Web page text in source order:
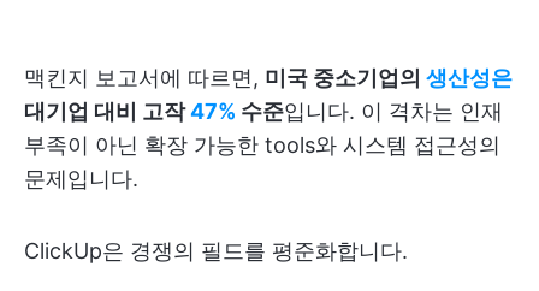
맥킨지 보고서에 따르면, 미국 중소기업의 생산성은
대기업 대비 고작47% 수준입니다. 이 격차는 인재
부족이 아닌 확장 가능한 tools와 시스템 접근성의
문제입니다.
ClickUp은 경쟁의 필드를 평준화합니다.